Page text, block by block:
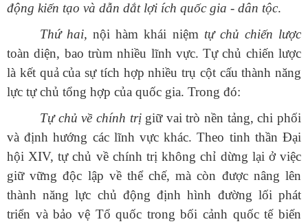
động kiến tạo và dẫn dắt lợi ích quốc gia - dân tộc.
Thứ hai,nội hàm khái niệm tự chủ chiến lược
toàn diện, bao trùm nhiều lĩnh vực. Tự chủ chiến lược
là kết quả của sự tích hợp nhiều trụ cột cấu thành năng
lực tự chủ tổng hợp của quốc gia. Trong đó:
Tự chủ về chính trị giữ vai trò nền tảng, chi phối
và định hướng các lĩnh vực khác. Theo tinh thần Đại
hội XIV, tự chủ về chính trị không chỉ dừng lại ở việc
giữ vững độc lập về thể chế, mà còn được nâng lên
thành năng lực chủ động định hình đường lối phát
triển và bảo vệ Tổ quốc trong bối cảnh quốc tế biến